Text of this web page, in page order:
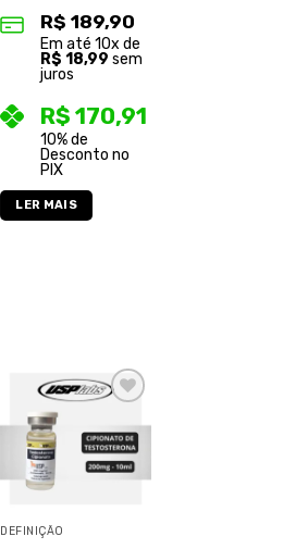
R$ 189,90
Em até10x de
R$ 18,99 sem
juros
R$ 170,91
10% de
Desconto no
PIX
LER MAIS
à lista de
desejos
DEFINIÇÃO